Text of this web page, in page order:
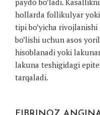
hollarda follikulyar
tipi bo’yicha
bo’lishi uchun asos
hisoblanadi yoki
lakuna teshigidagi
tarqaladi.